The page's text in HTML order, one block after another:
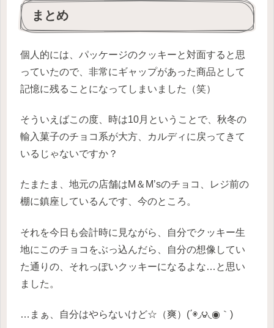
まとめ
個人的には、パッケージのクッキーと対面すると思
っていたので、非常にギャップがあった商品として
記憶に残ることになってしまいました（笑）
そういえばこの度、時は10月ということで、秋冬の
輸入菓子のチョコ系が大方、カルディに戻ってきて
いるじゃないですか？
たまたま、地元の店舗はM＆M’sのチョコ、レジ前の
棚に鎮座しているんです、今のところ。
それを今日も会計時に見ながら、自分でクッキー生
地にこのチョコをぶっ込んだら、自分の想像してい
た通りの、それっぽいクッキーになるよな…と思い
ました。
…まぁ、自分はやらないけど☆（爽）(΄◉◞౪◟◉｀)